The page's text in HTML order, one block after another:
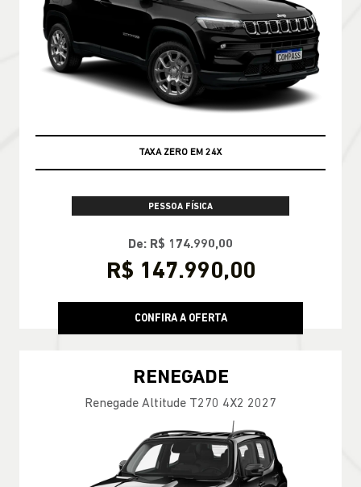
TAXA ZERO EM 24X
PESSOA FÍSICA
De: R$ 174.990,00
R$ 147.990,00
CONFIRA A OFERTA
RENEGADE
Renegade Altitude T270 4X2 2027